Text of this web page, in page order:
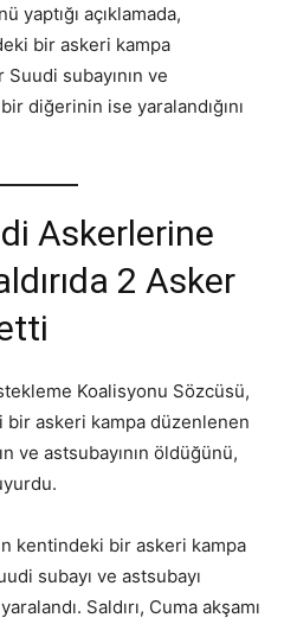
yaptığı açıklamada,
bir askeri kampa
subayının ve
diğerinin ise yaralandığını
Askerlerine
2 Asker
Koalisyonu Sözcüsü,
bir askeri kampa düzenlenen
ve astsubayının öldüğünü,
kentindeki bir askeri kampa
subayı ve astsubayı
Saldırı, Cuma akşamı